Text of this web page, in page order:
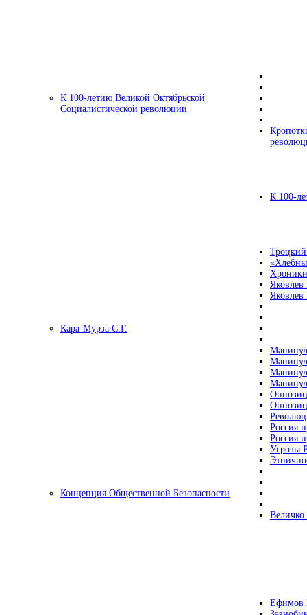
К 100-летию Великой Октябрьской
Социалистической революции
К 100-
Кара-Мурза С.Г.
Россия
Россия
Угрозы
Концепция Общественной Безопасности
Ефимов